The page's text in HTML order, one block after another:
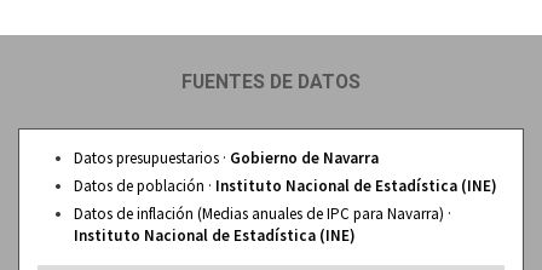
FUENTES DE DATOS
Datos presupuestarios · Gobierno de Navarra
Datos de población · Instituto Nacional de Estadística (INE)
Datos de inflación (Medias anuales de IPC para Navarra) ·
Instituto Nacional de Estadística (INE)